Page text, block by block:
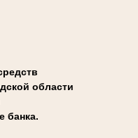
области
банка.